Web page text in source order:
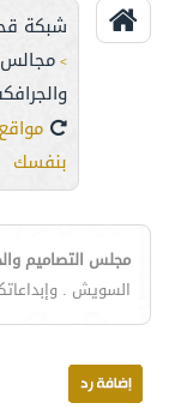
شبكة
> مجالس
بنفسك
مجلس التصاميم
السويش .